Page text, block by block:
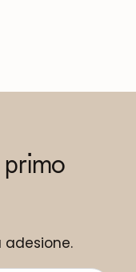
adesione.